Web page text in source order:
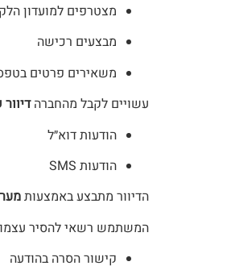
מצטרפים למועדון
מבצעים רכישה
משאירים פרטים
עשויים לקבל מהחברה
הודעות דוא״ל
הודעות SMS
הדיוור מתבצע באמצעות
המשתמש רשאי להסיר
קישור הסרה בהודעה